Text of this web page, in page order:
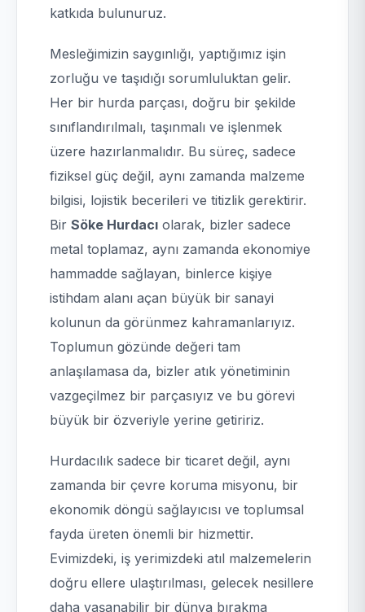
katkıda bulunuruz.
Mesleğimizin saygınlığı, yaptığımız işin
zorluğu ve taşıdığı sorumluluktan gelir.
Her bir hurda parçası, doğru bir şekilde
sınıflandırılmalı, taşınmalı ve işlenmek
üzere hazırlanmalıdır. Bu süreç, sadece
fiziksel güç değil, aynı zamanda malzeme
bilgisi, lojistik becerileri ve titizlik gerektirir.
Bir Söke Hurdacı olarak, bizler sadece
metal toplamaz, aynı zamanda ekonomiye
hammadde sağlayan, binlerce kişiye
istihdam alanı açan büyük bir sanayi
kolunun da görünmez kahramanlarıyız.
Toplumun gözünde değeri tam
anlaşılamasa da, bizler atık yönetiminin
vazgeçilmez bir parçasıyız ve bu görevi
büyük bir özveriyle yerine getiririz.
Hurdacılık sadece bir ticaret değil, aynı
zamanda bir çevre koruma misyonu, bir
ekonomik döngü sağlayıcısı ve toplumsal
fayda üreten önemli bir hizmettir.
Evimizdeki, iş yerimizdeki atıl malzemelerin
doğru ellere ulaştırılması, gelecek nesillere
daha yaşanabilir bir dünya bırakma